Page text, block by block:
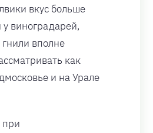
вкус больше
виноградарей,
вполне
как
и на Урале
при